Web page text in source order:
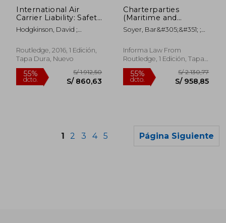
International Air
Carrier Liability: Safety
and Security (en
Inglés)
Hodgkinson, David ;
Routledge, 2016, 1 Edición,
Tapa Dura, Nuevo
Charterparties
(Maritime and
Transport law Library)
(en Inglés)
Soyer, Bar&#305;&#351; ;
Informa Law From
Routledge, 1 Edición, Tapa
Blanda, Nuevo
1 2 3 4 5 Página Siguiente